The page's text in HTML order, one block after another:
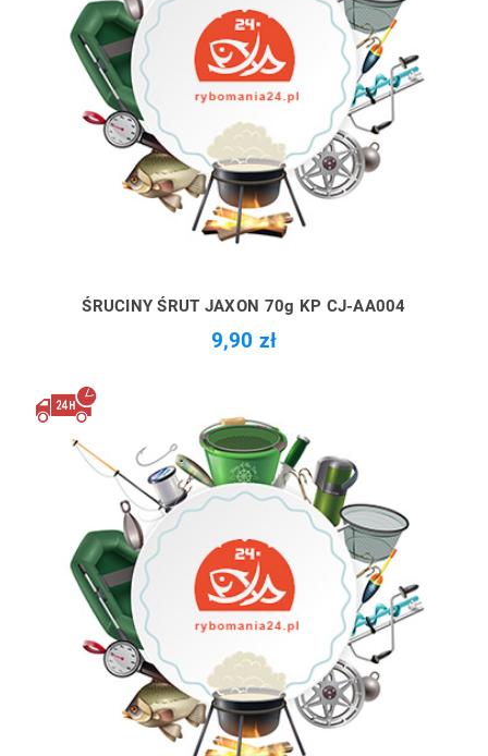
ŚRUCINY ŚRUT JAXON 70g KP CJ-AA004
9,90 zł